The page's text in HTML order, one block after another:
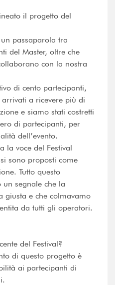
il progetto del
passaparola tra
del Master, oltre che
con la nostra
di cento partecipanti,
a ricevere più di
e siamo stati costretti
di partecipanti, per
dell’evento.
la voce del Festival
sono proposti come
Tutto questo
un segnale che la
giusta e che colmavamo
da tutti gli operatori.
del Festival?
di questo progetto è
ai partecipanti di